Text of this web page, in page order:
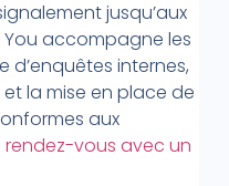
jusqu’aux
You accompagne les
d’enquêtes internes,
la mise en place de
aux
rendez-vous avec un